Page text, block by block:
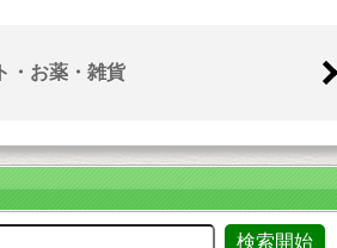
・お薬・雑貨